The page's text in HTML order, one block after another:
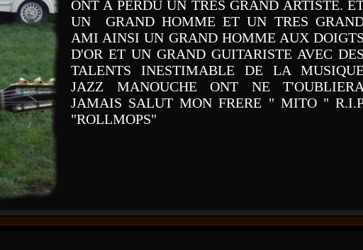
ONT A PERDU UN TRES GRAND ARTISTE.
UN GRAND HOMME ET UN TRES
AMI AINSI UN GRAND HOMME AUX
D'OR ET UN GRAND GUITARISTE AVEC
TALENTS INESTIMABLE DE LA
JAZZ MANOUCHE ONT NE
JAMAIS SALUT MON FRERE " MITO "
"ROLLMOPS"